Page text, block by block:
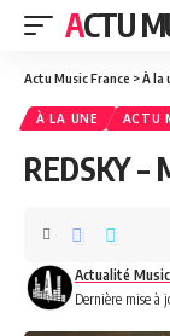
ACTU
Actu Music France >À la
À LA UNE ACTU
REDSKY –
Dernière mise à
Actualité